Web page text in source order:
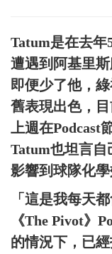
Tatum是在去年
遭遇到阿基里
即便少了他，
舊表現出色，目
上週在Podcast
Tatum也坦言
影響到球隊化學
「這是我每天
《The Pivot》
的情況下，已